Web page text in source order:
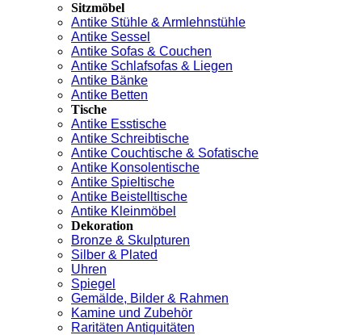
Sitzmöbel
Antike Stühle & Armlehnstühle
Antike Sessel
Antike Sofas & Couchen
Antike Schlafsofas & Liegen
Antike Bänke
Antike Betten
Tische
Antike Esstische
Antike Schreibtische
Antike Couchtische & Sofatische
Antike Konsolentische
Antike Spieltische
Antike Beistelltische
Antike Kleinmöbel
Dekoration
Bronze & Skulpturen
Silber & Plated
Uhren
Spiegel
Gemälde, Bilder & Rahmen
Kamine und Zubehör
Raritäten Antiquitäten